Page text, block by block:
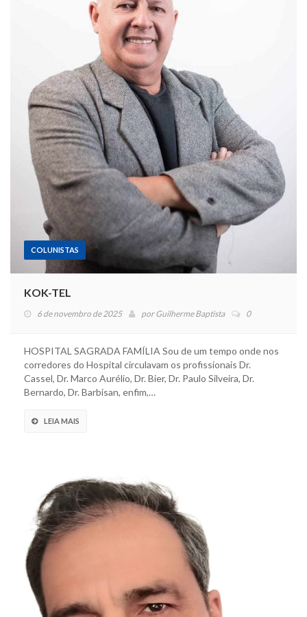
COLUNISTAS
KOK-TEL
6 de novembro de 2025 porGuilherme Baptista 0
HOSPITAL SAGRADA FAMÍLIA Sou de um tempo onde nos
corredores do Hospital circulavam os profissionais Dr.
Cassel, Dr. Marco Aurélio, Dr. Bier, Dr. Paulo Silveira, Dr.
Bernardo, Dr. Barbisan, enfim,…
LEIA MAIS